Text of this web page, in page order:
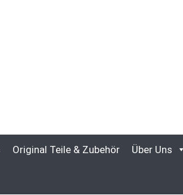
Original Teile & Zubehör Über Uns